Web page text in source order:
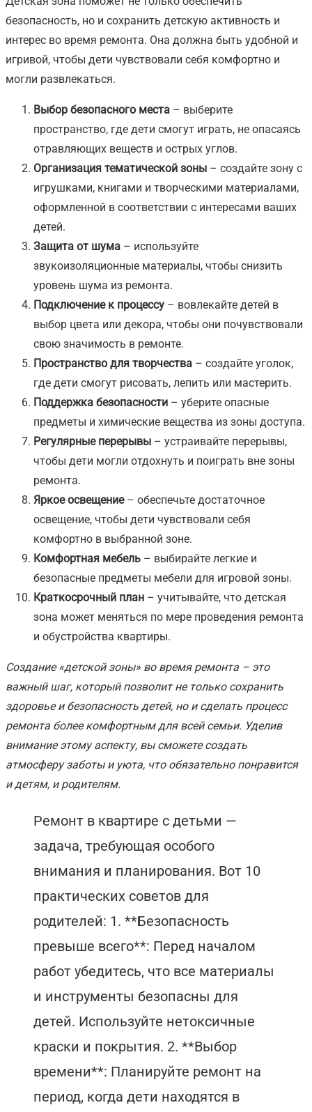
безопасность, но и сохранить детскую активность и
интерес во время ремонта. Она должна быть удобной и
игривой, чтобы дети чувствовали себя комфортно и
могли развлекаться.
Выбор безопасного места – выберите
пространство, где дети смогут играть, не опасаясь
отравляющих веществ и острых углов.
Организация тематической зоны – создайте зону с
игрушками, книгами и творческими материалами,
оформленной в соответствии с интересами ваших
детей.
Защита от шума – используйте
звукоизоляционные материалы, чтобы снизить
уровень шума из ремонта.
Подключение к процессу – вовлекайте детей в
выбор цвета или декора, чтобы они почувствовали
свою значимость в ремонте.
Пространство для творчества – создайте уголок,
где дети смогут рисовать, лепить или мастерить.
Поддержка безопасности – уберите опасные
предметы и химические вещества из зоны доступа.
Регулярные перерывы – устраивайте перерывы,
чтобы дети могли отдохнуть и поиграть вне зоны
ремонта.
Яркое освещение– обеспечьте достаточное
освещение, чтобы дети чувствовали себя
комфортно в выбранной зоне.
Комфортная мебель – выбирайте легкие и
безопасные предметы мебели для игровой зоны.
Краткосрочный план – учитывайте, что детская
зона может меняться по мере проведения ремонта
и обустройства квартиры.
Создание «детской зоны» во время ремонта – это
важный шаг, который позволит не только сохранить
здоровье и безопасность детей, но и сделать процесс
ремонта более комфортным для всей семьи. Уделив
внимание этому аспекту, вы сможете создать
атмосферу заботы и уюта, что обязательно понравится
и детям, и родителям.
Ремонт в квартире с детьми —
задача, требующая особого
внимания и планирования. Вот 10
практических советов для
родителей: 1. **Безопасность
превыше всего**: Перед началом
работ убедитесь, что все материалы
и инструменты безопасны для
детей. Используйте нетоксичные
краски и покрытия. 2. **Выбор
времени**: Планируйте ремонт на
период, когда дети находятся в